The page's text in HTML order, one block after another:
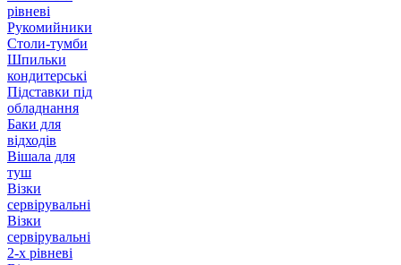
рівневі
Рукомийники
Столи-тумби
Шпильки
кондитерські
Підставки під
обладнання
Баки для
відходів
Вішала для
туш
Візки
сервірувальні
Візки
сервірувальні
2-х рівневі